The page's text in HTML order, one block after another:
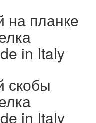
на планке
in Italy
скобы
in Italy